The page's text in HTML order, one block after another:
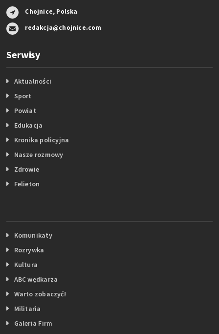
Chojnice, Polska
redakcja@chojnice.com
Serwisy
Aktualności
Sport
Powiat
Edukacja
Kronika policyjna
Nasze rozmowy
Zdrowie
Felieton
Komunikaty
Rozrywka
Kultura
ABC wędkarza
Warto zobaczyć!
Militaria
Galeria Firm